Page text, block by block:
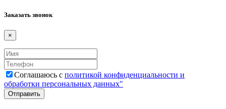
Заказать звонок
×
Соглашаюсь с политикой конфиденциальности и
обработки персональных данных"